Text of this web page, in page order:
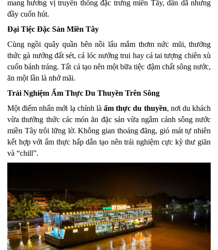
mang hương vị truyền thống đặc trưng miền Tây, dân dã nhưng
đầy cuốn hút.
Đại Tiệc Đặc Sản Miền Tây
Cùng ngồi quây quần bên nồi lẩu mắm thơm nức mũi, thưởng
thức gà nướng đất sét, cá lóc nướng trui hay cá tai tượng chiên xù
cuốn bánh tráng. Tất cả tạo nên một bữa tiệc đậm chất sông nước,
ăn một lần là nhớ mãi.
Trải Nghiệm Ẩm Thực Du Thuyền Trên Sông
Một điểm nhấn mới lạ chính là ẩm thực du thuyền, nơi du khách
vừa thưởng thức các món ăn đặc sản vừa ngắm cảnh sông nước
miền Tây trôi lững lờ. Không gian thoáng đãng, gió mát tự nhiên
kết hợp với ẩm thực hấp dẫn tạo nên trải nghiệm cực kỳ thư giãn
và “chill”.